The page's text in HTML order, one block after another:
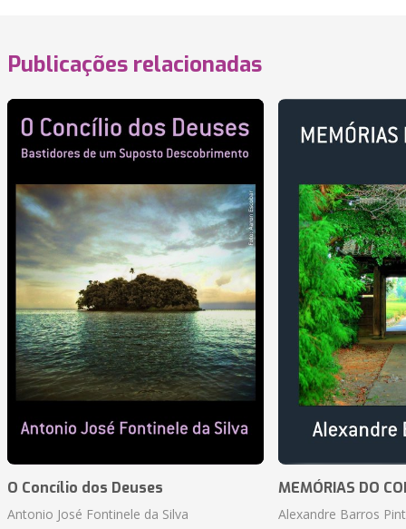
Publicações relacionadas
O Concílio dos Deuses
Antonio José Fontinele da Silva
MEMÓRIAS DO
Alexandre Barros